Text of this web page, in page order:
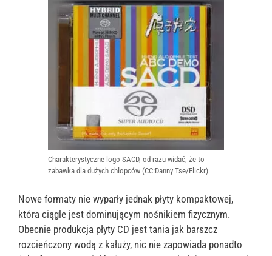
Charakterystyczne logo SACD, od razu widać, że to
zabawka dla dużych chłopców (CC:Danny Tse/Flickr)
Nowe formaty nie wyparły jednak płyty kompaktowej,
która ciągle jest dominującym nośnikiem fizycznym.
Obecnie produkcja płyty CD jest tania jak barszcz
rozcieńczony wodą z kałuży, nic nie zapowiada ponadto